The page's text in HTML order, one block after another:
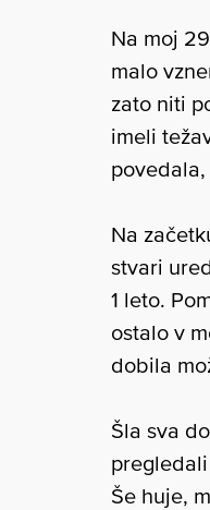
Na moj
malo
zato niti
imeli
Na
stvari
1 leto.
ostalo v
dobila
Šla sva
Še huje,